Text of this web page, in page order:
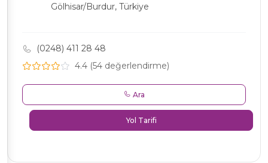
Gölhisar/Burdur, Türkiye
(0248) 411 28 48
4.4 (54 değerlendirme)
Ara
Yol Tarifi